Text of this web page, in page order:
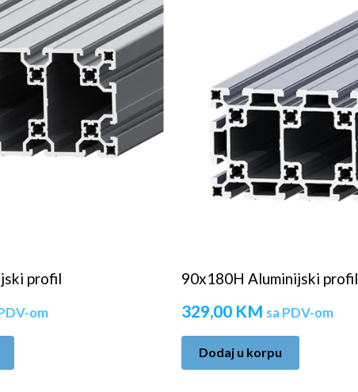
profil
om
90x180H Aluminijski profil
329,00 KM sa PDV-om
Dodaj u korpu